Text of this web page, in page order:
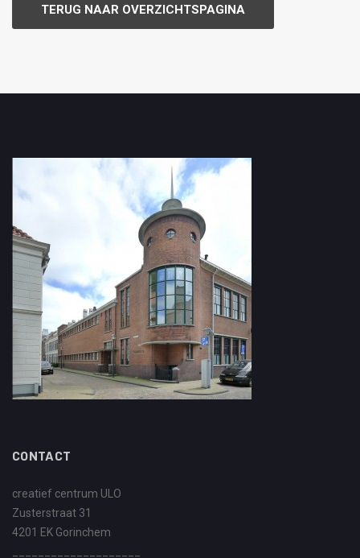
TERUG NAAR OVERZICHTSPAGINA
CONTACT
creatief centrum ULO
Zusterstraat 31
4201 EK Gorinchem